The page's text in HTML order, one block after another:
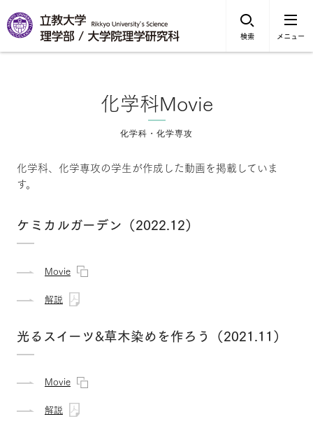
検索 メニュー
化学科Movie
化学科・化学専攻
化学科、化学専攻の学生が作成した動画を掲載していま
す。
ケミカルガーデン（2022.12）
Movie
解説
光るスイーツ&草木染めを作ろう（2021.11）
Movie
解説